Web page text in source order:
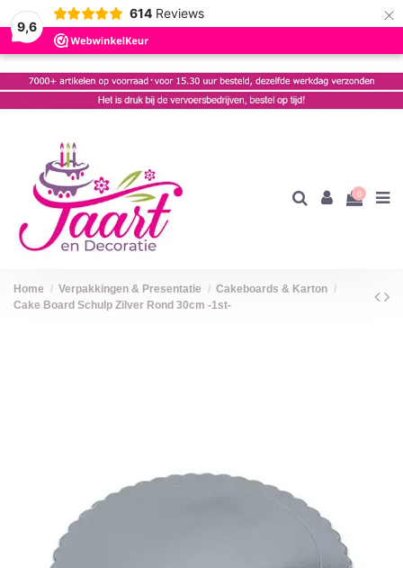
9,6
614 Reviews ×
0
Home Verpakkingen & Presentatie
Cakeboards & Karton
Cake Board Schulp Zilver Rond 30cm -1st-